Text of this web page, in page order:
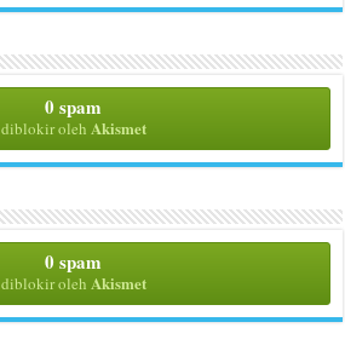
0 spam
diblokir oleh Akismet
0 spam
diblokir oleh Akismet